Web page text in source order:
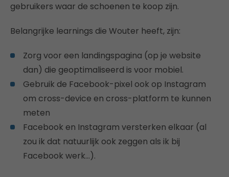
gebruikers waar de schoenen te koop zijn.
Belangrijke learnings die Wouter heeft, zijn:
Zorg voor een landingspagina (op je website
dan) die geoptimaliseerd is voor mobiel.
Gebruik de Facebook-pixel ook op Instagram
om cross-device en cross-platform te kunnen
meten
Facebook en Instagram versterken elkaar (al
zou ik dat natuurlijk ook zeggen als ik bij
Facebook werk…).